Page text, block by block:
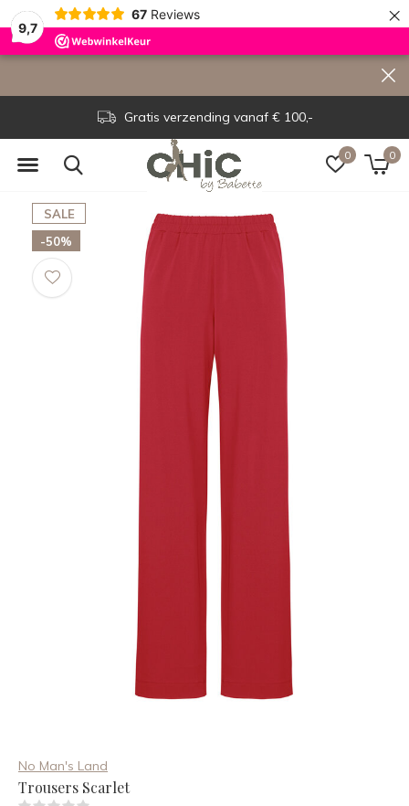
9,7
67 Reviews ×
0 0
Gratis verzending vanaf € 100,-
SALE
-50%
No Man's Land
Trousers Scarlet